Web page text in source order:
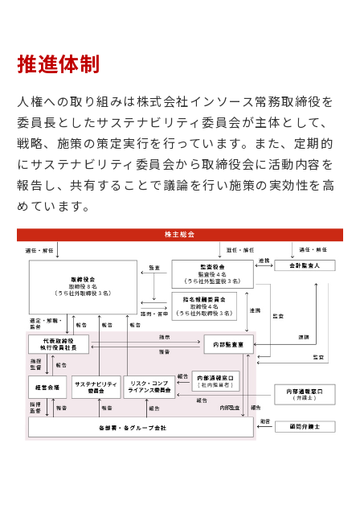
推進体制
人権への取り組みは株式会社インソース常務取締役を
委員長としたサステナビリティ委員会が主体として、
戦略、施策の策定実行を行っています。また、定期的
にサステナビリティ委員会から取締役会に活動内容を
報告し、共有することで議論を行い施策の実効性を高
めています。